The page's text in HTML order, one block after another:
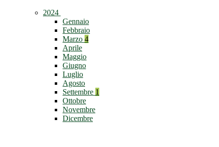
2024
Gennaio
Febbraio
Marzo 4
Aprile
Maggio
Giugno
Luglio
Agosto
Settembre 1
Ottobre
Novembre
Dicembre